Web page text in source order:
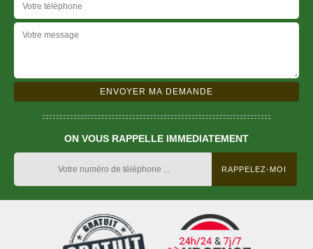
ON VOUS RAPPELLE IMMEDIATEMENT